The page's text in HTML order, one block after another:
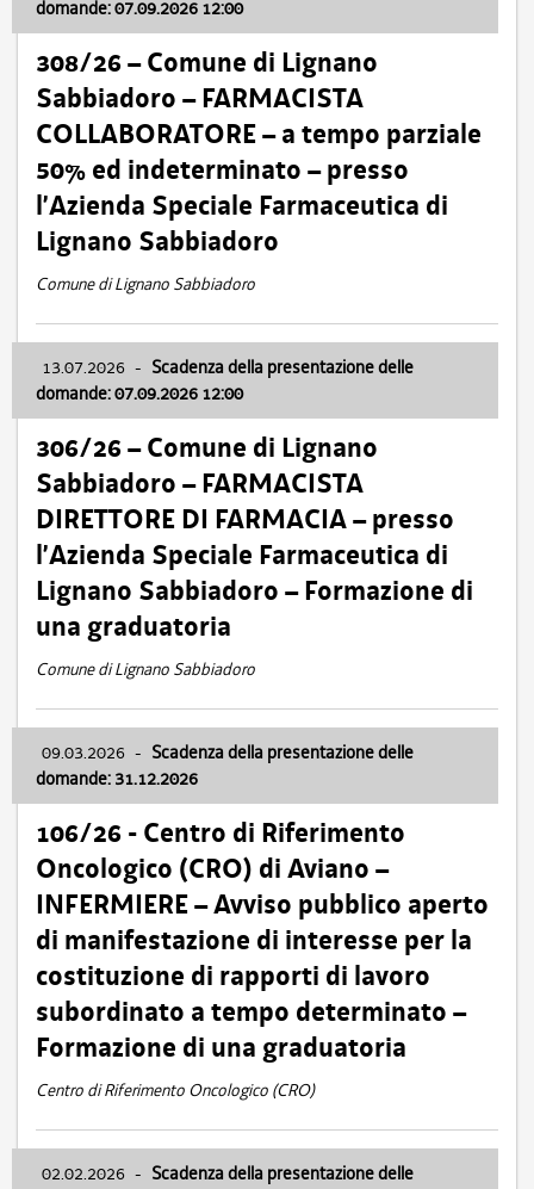
domande: 07.09.2026 12:00
308/26 – Comune di Lignano
Sabbiadoro – FARMACISTA
COLLABORATORE – a tempo parziale
50% ed indeterminato – presso
l’Azienda Speciale Farmaceutica di
Lignano Sabbiadoro
Comune di Lignano Sabbiadoro
13.07.2026 - Scadenza della presentazione delle
domande: 07.09.2026 12:00
306/26 – Comune di Lignano
Sabbiadoro – FARMACISTA
DIRETTORE DI FARMACIA – presso
l’Azienda Speciale Farmaceutica di
Lignano Sabbiadoro – Formazione di
una graduatoria
Comune di Lignano Sabbiadoro
09.03.2026 - Scadenza della presentazione delle
domande: 31.12.2026
106/26 - Centro di Riferimento
Oncologico (CRO) di Aviano –
INFERMIERE – Avviso pubblico aperto
di manifestazione di interesse per la
costituzione di rapporti di lavoro
subordinato a tempo determinato –
Formazione di una graduatoria
Centro di Riferimento Oncologico (CRO)
02.02.2026 - Scadenza della presentazione delle